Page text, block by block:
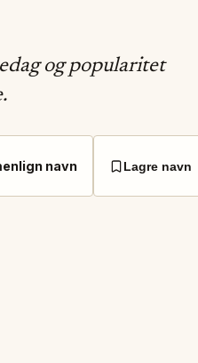
og popularitet
navn Lagre navn